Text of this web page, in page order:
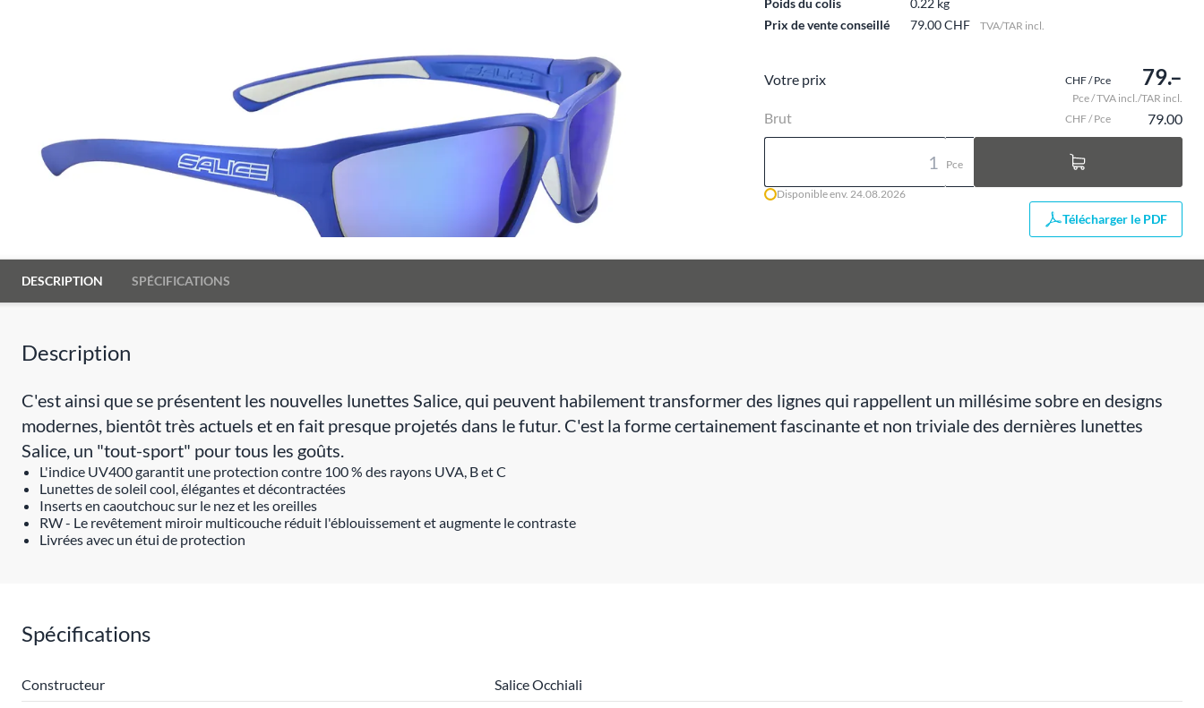
Poids du colis
0.22 kg
Prix de vente conseillé
79.00 CHF TVA/TAR incl.
Votre prix CHF / Pce 79.–
Pce / TVA incl./TAR incl.
Brut CHF / Pce 79.00
Pce
Disponible env. 24.08.2026
Télécharger le PDF
DESCRIPTION SPÉCIFICATIONS
Description
C'est ainsi que se présentent les nouvelles lunettes Salice, qui peuvent habilement transformer des lignes qui rappellent un millésime sobre en designs
modernes, bientôt très actuels et en fait presque projetés dans le futur. C'est la forme certainement fascinante et non triviale des dernières lunettes
Salice, un "tout-sport" pour tous les goûts.
L'indice UV400 garantit une protection contre 100 % des rayons UVA, B et C
Lunettes de soleil cool, élégantes et décontractées
Inserts en caoutchouc sur le nez et les oreilles
RW - Le revêtement miroir multicouche réduit l'éblouissement et augmente le contraste
Livrées avec un étui de protection
Spécifications
Constructeur
Salice Occhiali